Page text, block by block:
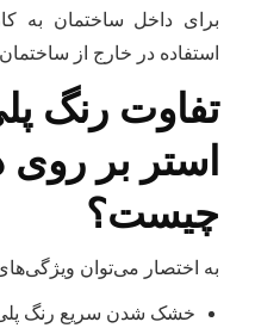
برای داخل ساختمان به
استفاده در خارج از
تفاوت رنگ
استر بر
چیست؟
به اختصار می‌توان
خشک شدن سریع رنگ پلی